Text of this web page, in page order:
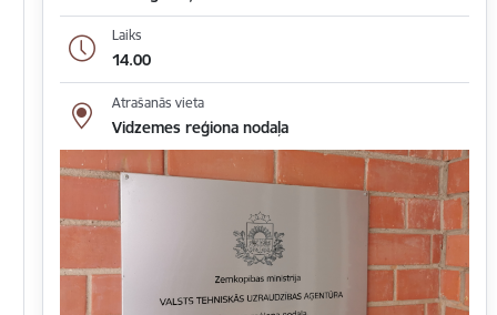
Laiks
14.00
Atrašanās vieta
Vidzemes reģiona nodaļa